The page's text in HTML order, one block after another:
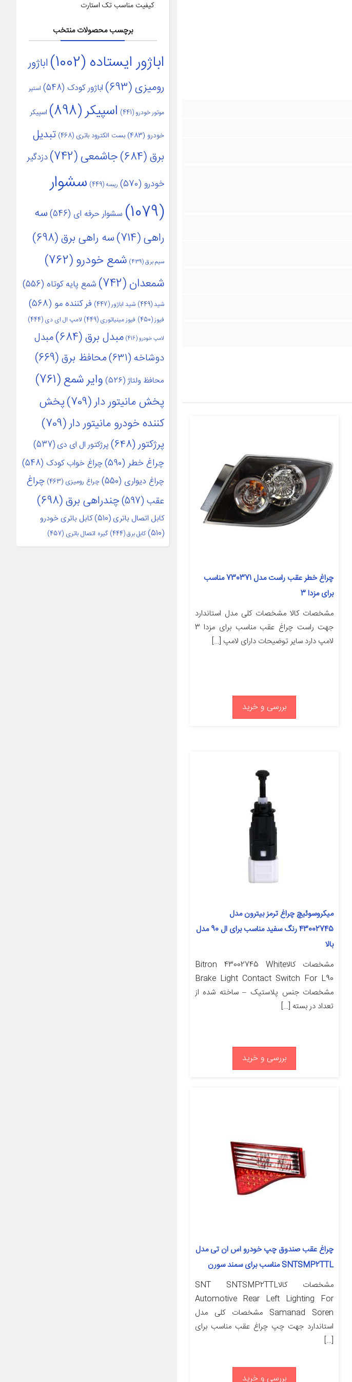
چراغ خطر عقب راست مدل 730371 مناسب
برای مزدا 3
مشخصات کالا مشخصات کلی مدل استاندارد
جهت راست چراغ عقب مناسب برای مزدا 3
لامپ دارد سایر توضیحات دارای لامپ […]
بررسی و خرید
میکروسوئیچ چراغ ترمز بیترون مدل
43002745 رنگ سفید مناسب برای ال 90 مدل
بالا
مشخصات کالاBitron 43002745 White
Brake Light Contact Switch For L90
مشخصات جنس پلاستیک – ساخته شده از
تعداد در بسته […]
بررسی و خرید
چراغ عقب صندوق چپ خودرو اس ان تی مدل
SNTSMP2TTL مناسب برای سمند سورن
مشخصات کالاSNT SNTSMP2TTL
Automotive Rear Left Lighting For
Samanad Soren مشخصات کلی مدل
استاندارد جهت چپ چراغ عقب مناسب برای
[…]
بررسی و خرید
کیفیت مناسب تک استارت
برچسب محصولات منتخب
اباژور ایستاده (1002)
اباژور
رومیزی(693) اباژور کودک (548) استپر
موتور خودرو (441) اسپیکر(898) اسپیکر
خودرو (483) بست الکترود باتری (468)
تبدیل
برق(684) جاشمعی(742)
دزدگیر
خودرو (570) ریسه(449)
سشوار
(1079)
سشوار حرفه ای (546)
سه
راهی(714) سه راهی برق(698)
سیم برق(439) شمع خودرو(762)
شمعدان(742) شمع پایه کوتاه (556)
شید(449) شید اباژور(447) فر کننده مو (568)
فیوز(450) فیوز مینیاتوری (449) لامپ ال ای دی (444)
لامپ خودرو(416) مبدل برق(684)
مبدل
دوشاخه(631) محافظ برق(669)
محافظ ولتاژ(526) وایر شمع(761)
پخش مانیتور دار(709)
پخش
کننده خودرو مانیتور دار(709)
پرژکتور(648) پرژکتور ال ای دی(537)
چراغ خطر(590) چراغ خواب کودک (548)
چراغ دیواری (550) چراغ رومیزی (463)
چراغ
عقب (597) چندراهی برق(698)
کابل اتصال باتری (510)
کابل باتری خودرو
(510)
کابل برق(444) گیره اتصال باتری (457)